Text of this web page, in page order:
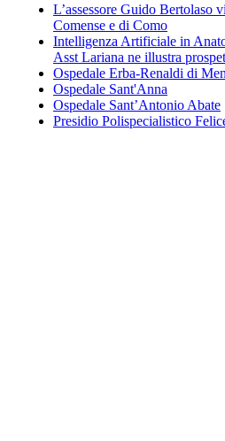
L’assessore Guido Bertolaso
Comense e di Como
Intelligenza Artificiale in
Asst Lariana ne illustra
Ospedale Erba-Renaldi di
Ospedale Sant'Anna
Ospedale Sant’Antonio Abate
Presidio Polispecialistico